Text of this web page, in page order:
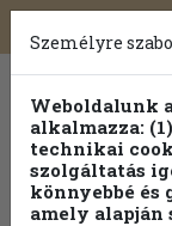
Toggle
Személyre
Weboldalunk
alkalmazza:
technikai
szolgáltatás
könnyebbé és
amely